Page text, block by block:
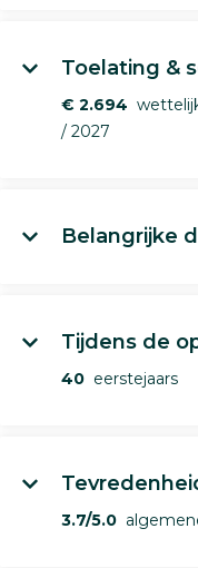
Toelating &
€ 2.694
/ 2027
Belangrijke
Tijdens de
40 eerstejaars
3.7/5.0